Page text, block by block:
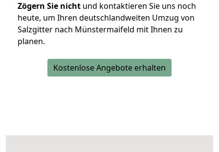
Zögern Sie nicht und kontaktieren Sie uns noch
heute, um Ihren deutschlandweiten Umzug von
Salzgitter nach Münstermaifeld mit Ihnen zu
planen.
Kostenlose Angebote erhalten